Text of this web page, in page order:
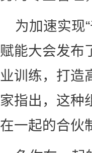
为加速实现
赋能大会发布
业训练，打造
家指出，这种
在一起的合伙